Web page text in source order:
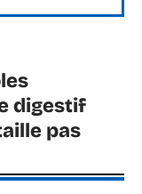
digestif
pas